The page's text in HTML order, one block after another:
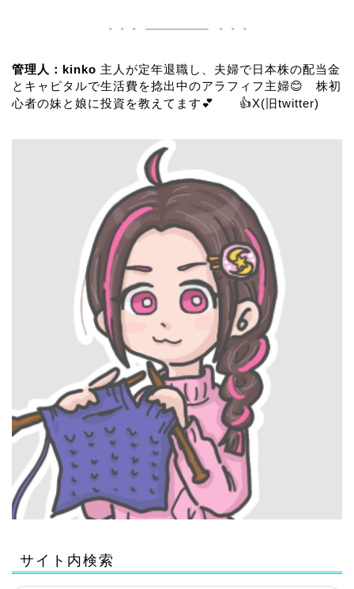
管理人：kinko 主人が定年退職し、夫婦で日本株の配当金
とキャピタルで生活費を捻出中のアラフィフ主婦😊 株初
心者の妹と娘に投資を教えてます💕 👍X(旧twitter)
サイト内検索